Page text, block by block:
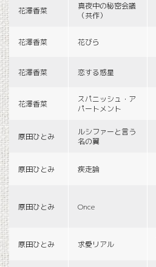
花澤香菜
真夜中の秘密会議
（共作）
花澤香菜 花びら
花澤香菜 恋する惑星
花澤香菜
スパニッシュ・ア
パートメント
原田ひとみ
ルシファーと言う
名の翼
原田ひとみ 疾走論
原田ひとみ Once
原田ひとみ 求愛リアル